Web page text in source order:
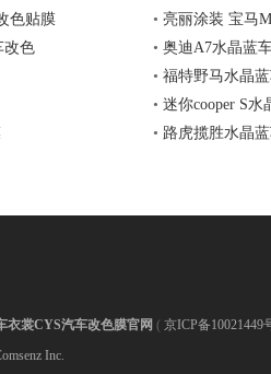
色贴膜 • 亮丽涂装 宝马
改色 • 奥迪A7水晶蓝
• 福特野马水晶
• 迷你cooper S
• 路虎揽胜水晶
衣裳CYS汽车改色膜官网 ( 京ICP备10021449
Inc.